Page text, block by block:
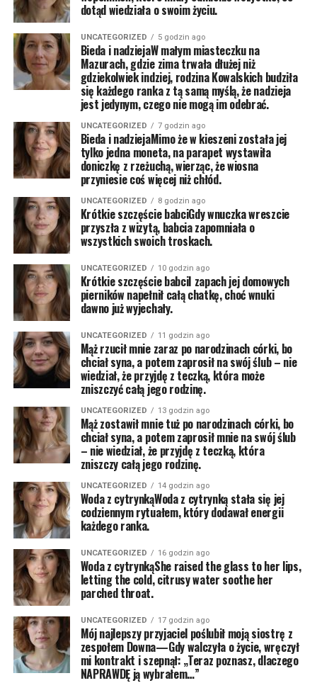
dotąd wiedziała o swoim życiu.
UNCATEGORIZED 5 godzin ago
Bieda i nadziejaW małym miasteczku na
Mazurach, gdzie zima trwała dłużej niż
gdziekolwiek indziej, rodzina Kowalskich budziła
się każdego ranka z tą samą myślą, że nadzieja
jest jedynym, czego nie mogą im odebrać.
UNCATEGORIZED 7 godzin ago
Bieda i nadziejaMimo że w kieszeni została jej
tylko jedna moneta, na parapet wystawiła
doniczkę z rzeżuchą, wierząc, że wiosna
przyniesie coś więcej niż chłód.
UNCATEGORIZED 8 godzin ago
Krótkie szczęście babciGdy wnuczka wreszcie
przyszła z wizytą, babcia zapomniała o
wszystkich swoich troskach.
UNCATEGORIZED 10 godzin ago
Krótkie szczęście babciI zapach jej domowych
pierników napełnił całą chatkę, choć wnuki
dawno już wyjechały.
UNCATEGORIZED 11 godzin ago
Mąż rzucił mnie zaraz po narodzinach córki, bo
chciał syna, a potem zaprosił na swój ślub – nie
wiedział, że przyjdę z teczką, która może
zniszczyć całą jego rodzinę.
UNCATEGORIZED 13 godzin ago
Mąż zostawił mnie tuż po narodzinach córki, bo
chciał syna, a potem zaprosił mnie na swój ślub
– nie wiedział, że przyjdę z teczką, która
zniszczy całą jego rodzinę.
UNCATEGORIZED 14 godzin ago
Woda z cytrynkąWoda z cytrynką stała się jej
codziennym rytuałem, który dodawał energii
każdego ranka.
UNCATEGORIZED 16 godzin ago
Woda z cytrynkąShe raised the glass to her lips,
letting the cold, citrusy water soothe her
parched throat.
UNCATEGORIZED 17 godzin ago
Mój najlepszy przyjaciel poślubił moją siostrę z
zespołem Downa—Gdy walczyła o życie, wręczył
mi kontrakt i szepnął: „Teraz poznasz, dlaczego
NAPRAWDĘ ją wybrałem…”